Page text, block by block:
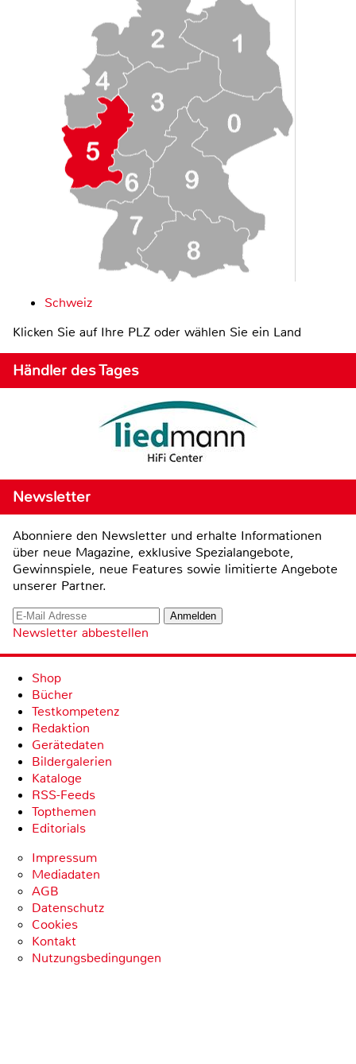
Schweiz
Klicken Sie auf Ihre PLZ oder wählen Sie ein Land
Händler des Tages
Newsletter
Abonniere den Newsletter und erhalte Informationen
über neue Magazine, exklusive Spezialangebote,
Gewinnspiele, neue Features sowie limitierte Angebote
unserer Partner.
Newsletter abbestellen
Shop
Bücher
Testkompetenz
Redaktion
Gerätedaten
Bildergalerien
Kataloge
RSS-Feeds
Topthemen
Editorials
Impressum
Mediadaten
AGB
Datenschutz
Cookies
Kontakt
Nutzungsbedingungen